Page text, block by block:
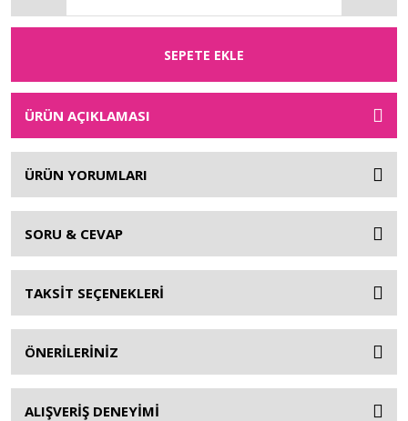
SEPETE EKLE
ÜRÜN AÇIKLAMASI
ÜRÜN YORUMLARI
SORU & CEVAP
TAKSİT SEÇENEKLERİ
ÖNERİLERİNİZ
ALIŞVERİŞ DENEYİMİ